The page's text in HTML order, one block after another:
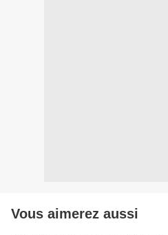
Vous aimerez aussi